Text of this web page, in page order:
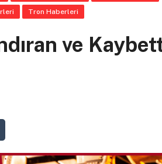
Tron Haberleri
ve